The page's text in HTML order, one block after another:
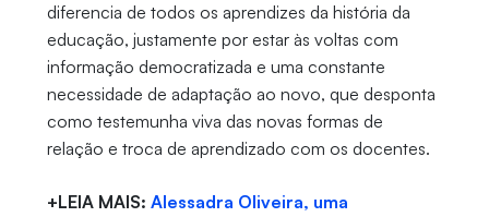
diferencia de todos os aprendizes da história da
educação, justamente por estar às voltas com
informação democratizada e uma constante
necessidade de adaptação ao novo, que desponta
como testemunha viva das novas formas de
relação e troca de aprendizado com os docentes.
+LEIA MAIS: Alessadra Oliveira, uma